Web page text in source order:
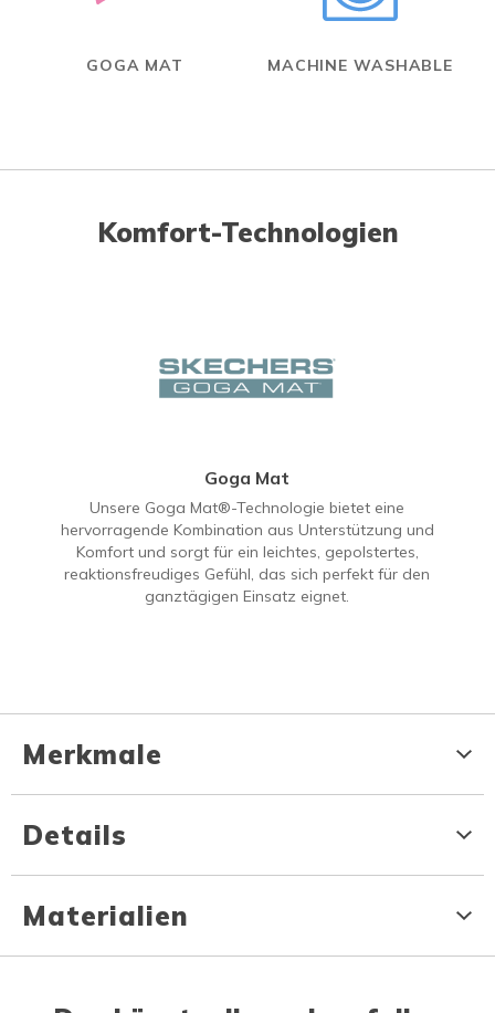
GOGA MAT MACHINE WASHABLE
Komfort-Technologien
Goga Mat
Unsere Goga Mat®-Technologie bietet eine
hervorragende Kombination aus Unterstützung und
Komfort und sorgt für ein leichtes, gepolstertes,
reaktionsfreudiges Gefühl, das sich perfekt für den
ganztägigen Einsatz eignet.
Merkmale
Details
Materialien